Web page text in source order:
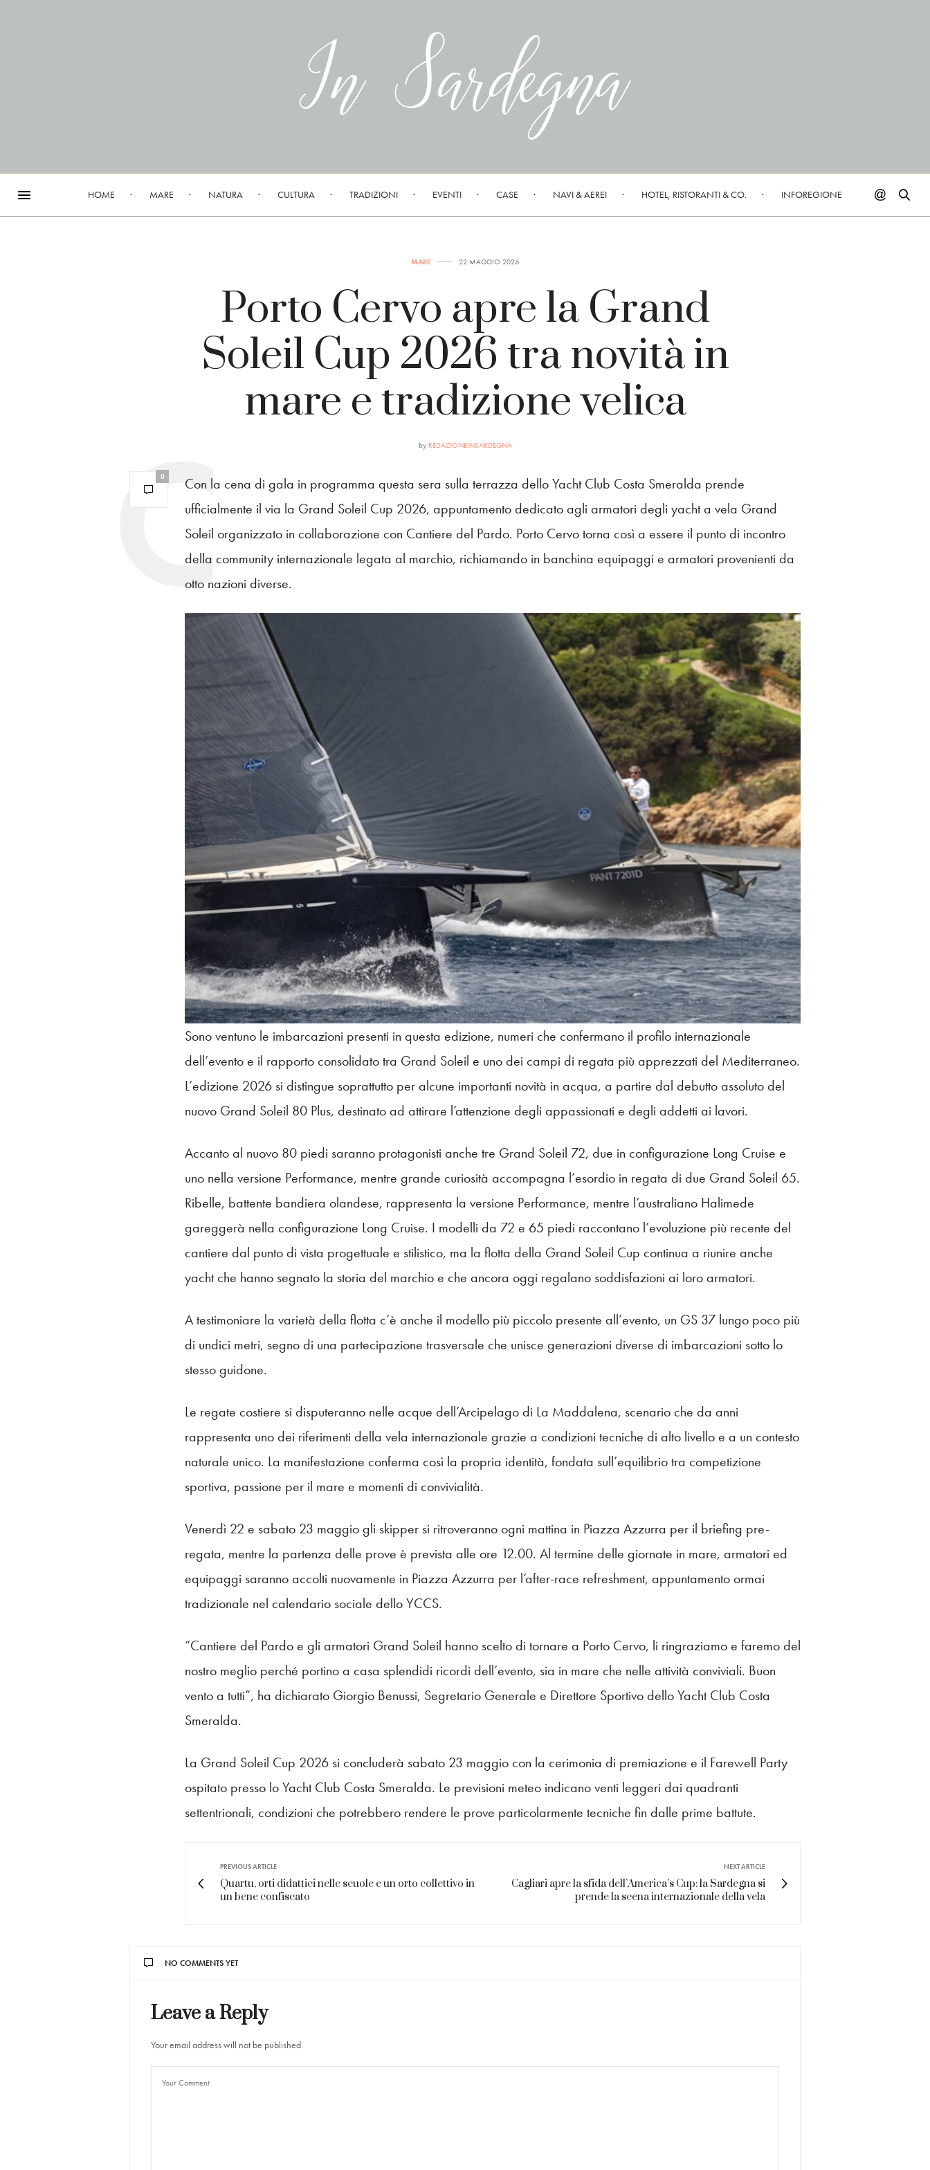
HOME MARE NATURA CULTURA TRADIZIONI EVENTI CASE NAVI & AEREI HOTEL, RISTORANTI & CO. INFOREGIONE
MARE 22 MAGGIO 2026
Porto Cervo apre la Grand
Soleil Cup 2026 tra novità in
mare e tradizione velica
by REDAZIONEINSARDEGNA
0
Con la cena di gala in programma questa sera sulla terrazza dello Yacht Club Costa Smeralda prende
ufficialmente il via la Grand Soleil Cup 2026, appuntamento dedicato agli armatori degli yacht a vela Grand
Soleil organizzato in collaborazione con Cantiere del Pardo. Porto Cervo torna così a essere il punto di incontro
della community internazionale legata al marchio, richiamando in banchina equipaggi e armatori provenienti da
otto nazioni diverse.
Sono ventuno le imbarcazioni presenti in questa edizione, numeri che confermano il profilo internazionale
dell’evento e il rapporto consolidato tra Grand Soleil e uno dei campi di regata più apprezzati del Mediterraneo.
L’edizione 2026 si distingue soprattutto per alcune importanti novità in acqua, a partire dal debutto assoluto del
nuovo Grand Soleil 80 Plus, destinato ad attirare l’attenzione degli appassionati e degli addetti ai lavori.
Accanto al nuovo 80 piedi saranno protagonisti anche tre Grand Soleil 72, due in configurazione Long Cruise e
uno nella versione Performance, mentre grande curiosità accompagna l’esordio in regata di due Grand Soleil 65.
Ribelle, battente bandiera olandese, rappresenta la versione Performance, mentre l’australiano Halimede
gareggerà nella configurazione Long Cruise. I modelli da 72 e 65 piedi raccontano l’evoluzione più recente del
cantiere dal punto di vista progettuale e stilistico, ma la flotta della Grand Soleil Cup continua a riunire anche
yacht che hanno segnato la storia del marchio e che ancora oggi regalano soddisfazioni ai loro armatori.
A testimoniare la varietà della flotta c’è anche il modello più piccolo presente all’evento, un GS 37 lungo poco più
di undici metri, segno di una partecipazione trasversale che unisce generazioni diverse di imbarcazioni sotto lo
stesso guidone.
Le regate costiere si disputeranno nelle acque dell’Arcipelago di La Maddalena, scenario che da anni
rappresenta uno dei riferimenti della vela internazionale grazie a condizioni tecniche di alto livello e a un contesto
naturale unico. La manifestazione conferma così la propria identità, fondata sull’equilibrio tra competizione
sportiva, passione per il mare e momenti di convivialità.
Venerdì 22 e sabato 23 maggio gli skipper si ritroveranno ogni mattina in Piazza Azzurra per il briefing pre-
regata, mentre la partenza delle prove è prevista alle ore 12.00. Al termine delle giornate in mare, armatori ed
equipaggi saranno accolti nuovamente in Piazza Azzurra per l’after-race refreshment, appuntamento ormai
tradizionale nel calendario sociale dello YCCS.
“Cantiere del Pardo e gli armatori Grand Soleil hanno scelto di tornare a Porto Cervo, li ringraziamo e faremo del
nostro meglio perché portino a casa splendidi ricordi dell’evento, sia in mare che nelle attività conviviali. Buon
vento a tutti”, ha dichiarato Giorgio Benussi, Segretario Generale e Direttore Sportivo dello Yacht Club Costa
Smeralda.
La Grand Soleil Cup 2026 si concluderà sabato 23 maggio con la cerimonia di premiazione e il Farewell Party
ospitato presso lo Yacht Club Costa Smeralda. Le previsioni meteo indicano venti leggeri dai quadranti
settentrionali, condizioni che potrebbero rendere le prove particolarmente tecniche fin dalle prime battute.
PREVIOUS ARTICLE
Quartu, orti didattici nelle scuole e un orto collettivo in
un bene confiscato
NEXT ARTICLE
Cagliari apre la sfida dell’America’s Cup: la Sardegna si
prende la scena internazionale della vela
NO COMMENTS YET
Leave a Reply
Your email address will not be published.